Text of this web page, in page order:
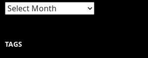
Archives
TAGS